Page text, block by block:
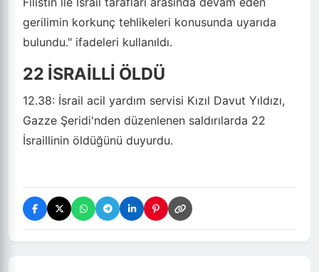
gerilimin korkunç tehlikeleri konusunda uyarıda
bulundu." ifadeleri kullanıldı.
22 İSRAİLLİ ÖLDÜ
12.38: İsrail acil yardım servisi Kızıl Davut Yıldızı,
Gazze Şeridi'nden düzenlenen saldırılarda 22
İsraillinin öldüğünü duyurdu.